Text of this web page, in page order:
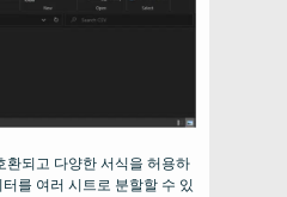
환되고 다양한 서식을 허용하
를 여러 시트로 분할할 수 있